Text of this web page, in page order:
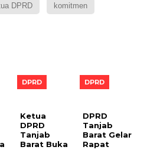
DPRD komitmen
DPRD
Ketua
DPRD
Tanjab
Barat Buka
DPRD
DPRD
Tanjab
Barat Gelar
Rapat